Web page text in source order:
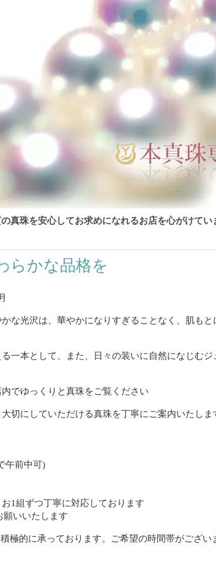
真珠を安心してお求めになれるお店を心がけて
らかな品格を
な光沢は、華やかになりすぎることなく、肌もと
一本として、また、日々の装いに自然になじむジ
でゆっくりと真珠をご覧ください
切にしていただける真珠を丁寧にご案内いたしま
午前中可)
1組ずつ丁寧に対応しております
いいたします
極的に承っております。ご希望の時間帯がござい